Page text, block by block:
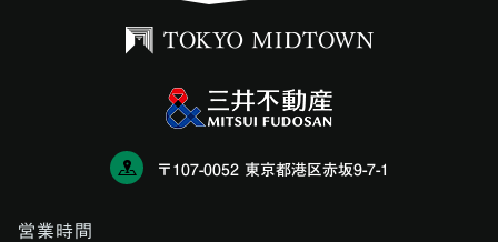
〒107-0052 東京都港区赤坂9-7-1
営業時間